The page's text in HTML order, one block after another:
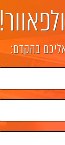
בהקדם: